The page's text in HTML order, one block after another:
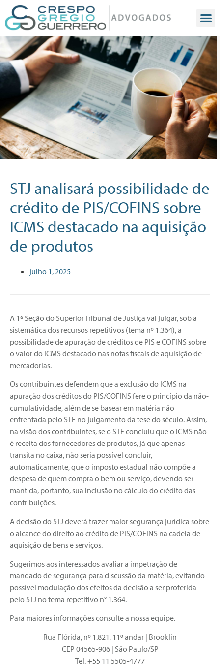
STJ analisará possibilidade de
crédito de PIS/COFINS sobre
ICMS destacado na aquisição
de produtos
julho 1, 2025
A 1ª Seção do Superior Tribunal de Justiça vai julgar, sob a
sistemática dos recursos repetitivos (tema nº 1.364), a
possibilidade de apuração de créditos de PIS e COFINS sobre
o valor do ICMS destacado nas notas fiscais de aquisição de
mercadorias.
Os contribuintes defendem que a exclusão do ICMS na
apuração dos créditos do PIS/COFINS fere o princípio da não-
cumulatividade, além de se basear em matéria não
enfrentada pelo STF no julgamento da tese do século. Assim,
na visão dos contribuintes, se o STF concluiu que o ICMS não
é receita dos fornecedores de produtos, já que apenas
transita no caixa, não seria possível concluir,
automaticamente, que o imposto estadual não compõe a
despesa de quem compra o bem ou serviço, devendo ser
mantida, portanto, sua inclusão no cálculo do crédito das
contribuições.
A decisão do STJ deverá trazer maior segurança jurídica sobre
o alcance do direito ao crédito de PIS/COFINS na cadeia de
aquisição de bens e serviços.
Sugerimos aos interessados avaliar a impetração de
mandado de segurança para discussão da matéria, evitando
possível modulação dos efeitos da decisão a ser proferida
pelo STJ no tema repetitivo n° 1.364.
Para maiores informações consulte a nossa equipe.
Rua Flórida, nº 1.821, 11º andar | Brooklin
CEP 04565-906 | São Paulo/SP
Tel. +55 11 5505-4777